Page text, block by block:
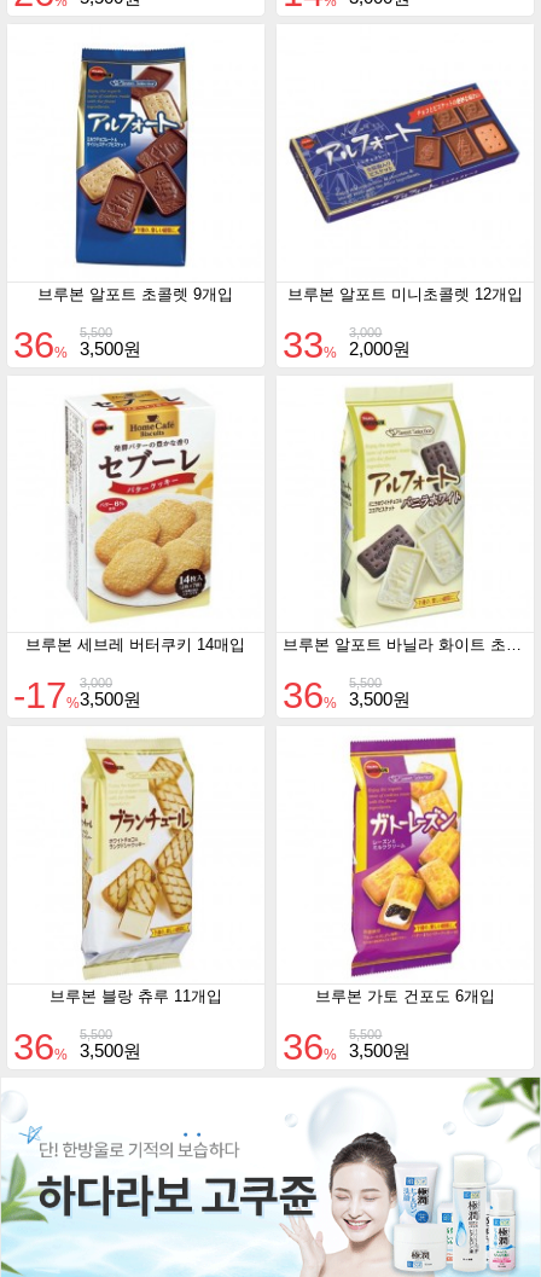
브루본 알포트 초콜렛 9개입
5,500
36% 3,500원
브루본 알포트 미니초콜렛 12개입
3,000
33% 2,000원
브루본 세브레 버터쿠키 14매입
3,000
-17%3,500원
브루본 알포트 바닐라 화이트 초콜렛 10개입
5,500
36% 3,500원
브루본 블랑 츄루 11개입
5,500
36% 3,500원
브루본 가토 건포도 6개입
5,500
36% 3,500원